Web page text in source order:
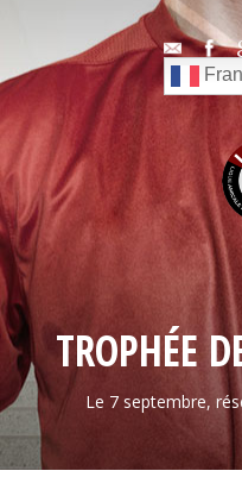
TROPHÉE
Le 7 septembre,